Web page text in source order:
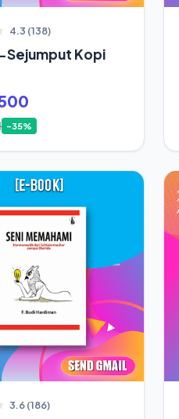
4.3 (138)
Sejumput Kopi
-35%
3.6 (186)